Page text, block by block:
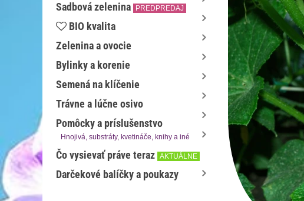
Sadbová zelenina PREDPREDAJ
BIO kvalita
Zelenina a ovocie
Bylinky a korenie
Semená na klíčenie
Trávne a lúčne osivo
Pomôcky a príslušenstvo
Hnojivá, substráty, kvetináče, knihy a iné
Čo vysievať práve teraz AKTUÁLNE
Darčekové balíčky a poukazy